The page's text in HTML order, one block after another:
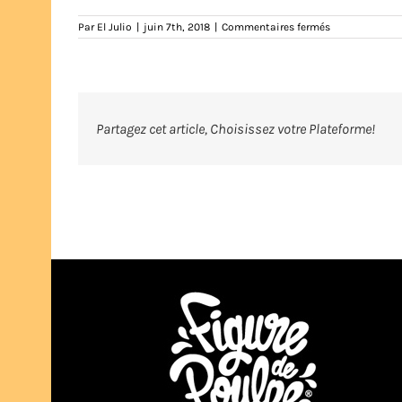
Par El Julio juin 7th, 2018 Commentaires ferméssur
humour-
Partagez cet article, Choisissez votre Plateforme!